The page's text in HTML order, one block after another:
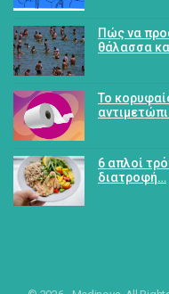
Πώς να
θάλασσα
Το
6 απλοί
διατροφή…